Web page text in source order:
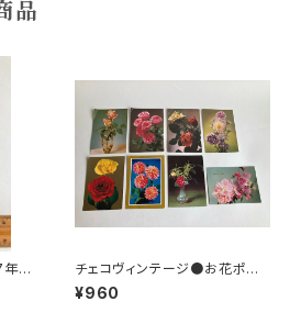
品
ポ
使
チェコヴィンテージ●お花ポスト
カード8枚組
¥960